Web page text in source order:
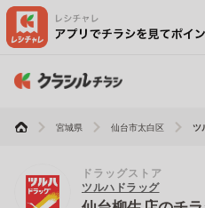
宮城県 仙台市太白区 ツ
ドラッグストア
ツルハドラッグ